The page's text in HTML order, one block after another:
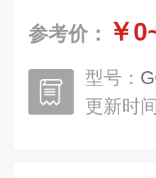
参考价： ￥
型号：
更新时